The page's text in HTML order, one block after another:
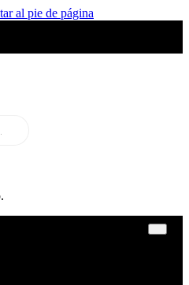
al pie de página